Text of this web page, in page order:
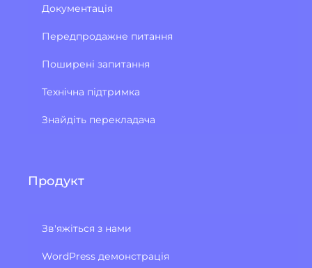
Документація
Передпродажне питання
Поширені запитання
Технічна підтримка
Знайдіть перекладача
Продукт
Зв'яжіться з нами
WordPress демонстрація